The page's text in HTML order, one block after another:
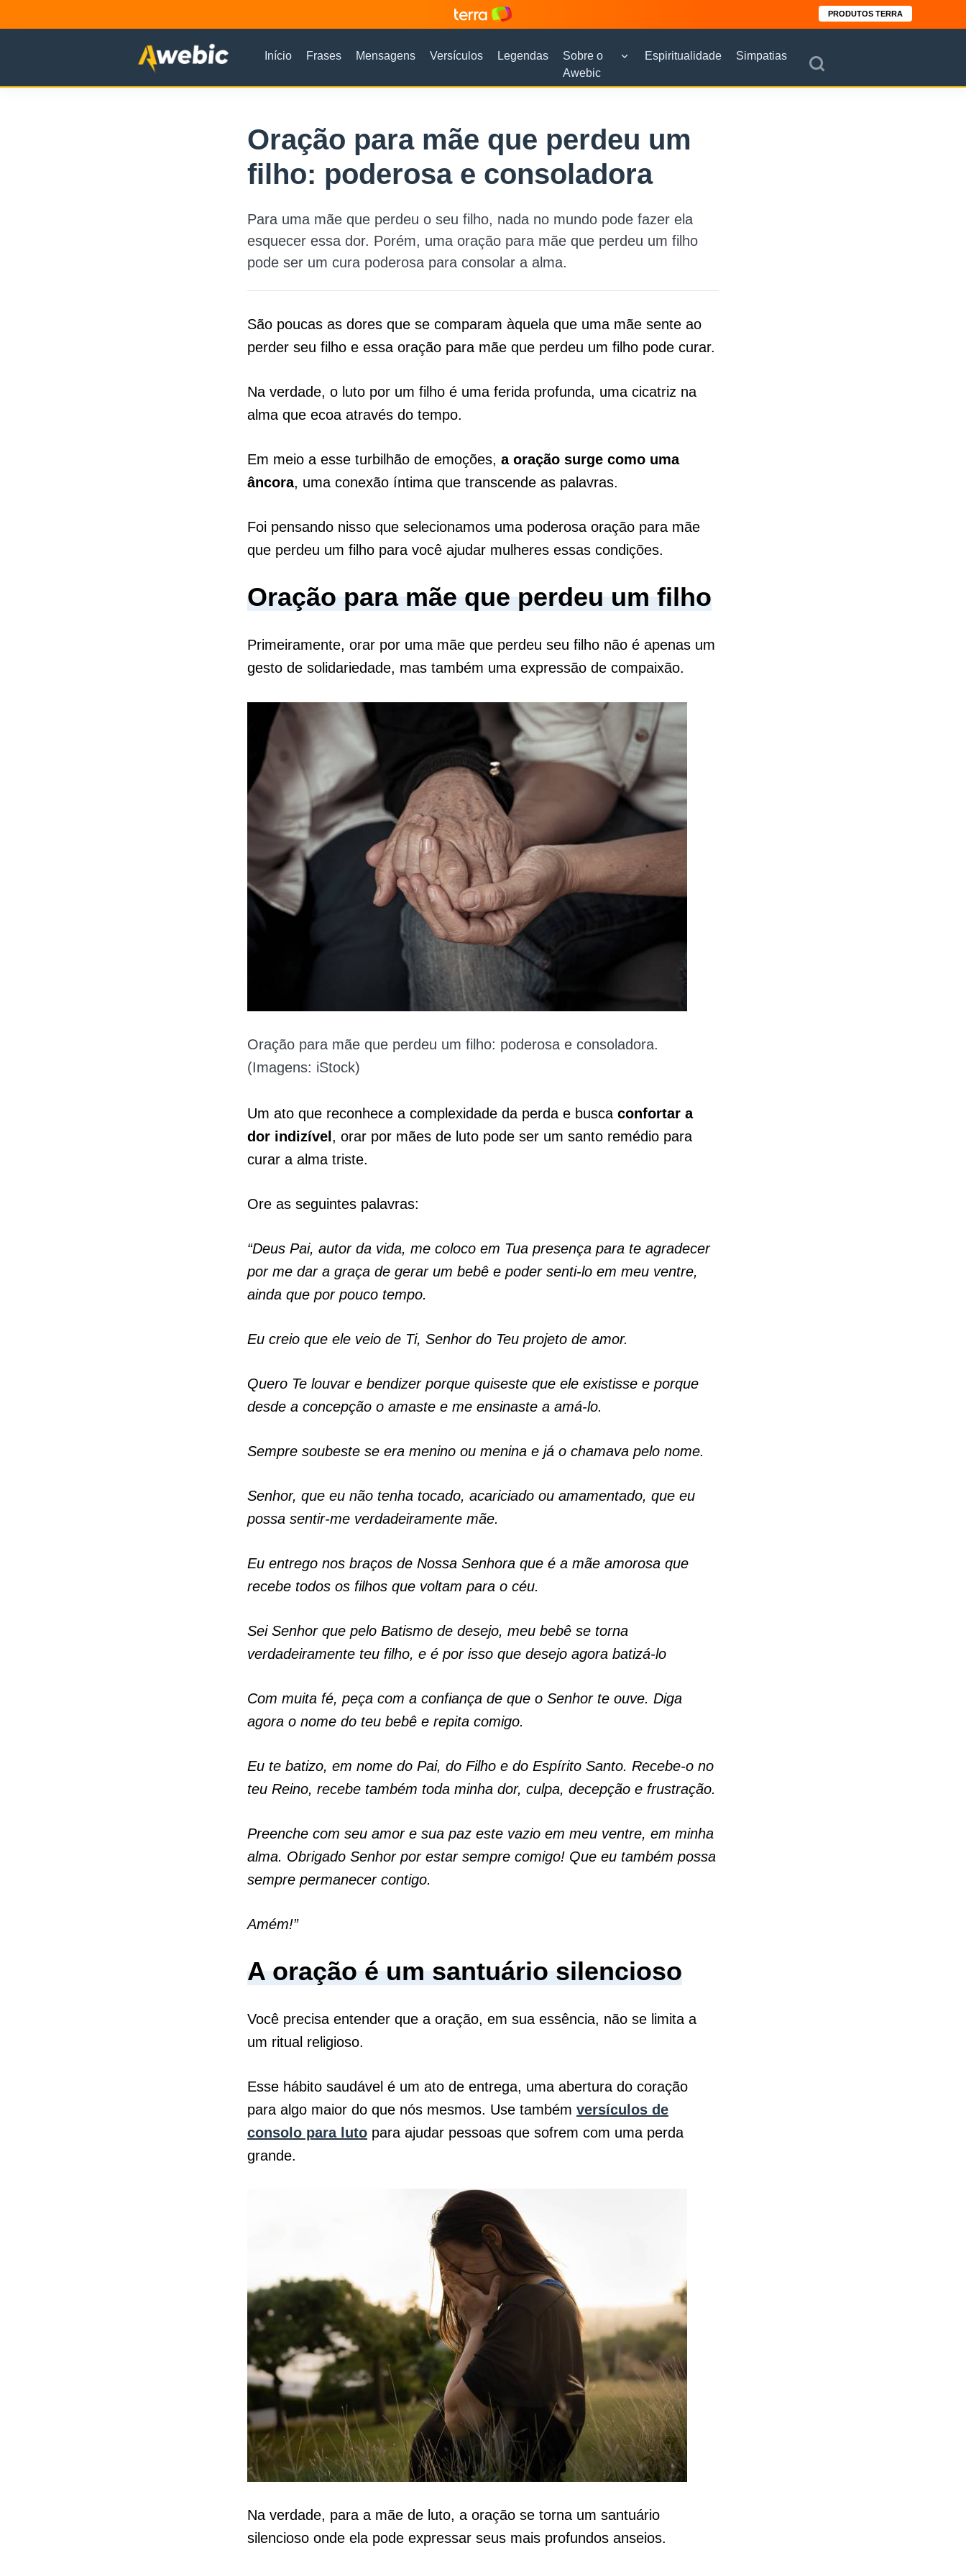
PRODUTOS TERRA
Início Frases Mensagens Versículos Legendas
Sobre o
Awebic
Espiritualidade Simpatias
Oração para mãe que perdeu um
filho: poderosa e consoladora
Para uma mãe que perdeu o seu filho, nada no mundo pode fazer ela
esquecer essa dor. Porém, uma oração para mãe que perdeu um filho
pode ser um cura poderosa para consolar a alma.
São poucas as dores que se comparam àquela que uma mãe sente ao
perder seu filho e essa oração para mãe que perdeu um filho pode curar.
Na verdade, o luto por um filho é uma ferida profunda, uma cicatriz na
alma que ecoa através do tempo.
Em meio a esse turbilhão de emoções, a oração surge como uma
âncora, uma conexão íntima que transcende as palavras.
Foi pensando nisso que selecionamos uma poderosa oração para mãe
que perdeu um filho para você ajudar mulheres essas condições.
Oração para mãe que perdeu um filho
Primeiramente, orar por uma mãe que perdeu seu filho não é apenas um
gesto de solidariedade, mas também uma expressão de compaixão.
Oração para mãe que perdeu um filho: poderosa e consoladora.
(Imagens: iStock)
Um ato que reconhece a complexidade da perda e busca confortar a
dor indizível , orar por mães de luto pode ser um santo remédio para
curar a alma triste.
Ore as seguintes palavras:
“Deus Pai, autor da vida, me coloco em Tua presença para te agradecer
por me dar a graça de gerar um bebê e poder senti-lo em meu ventre,
ainda que por pouco tempo.
Eu creio que ele veio de Ti, Senhor do Teu projeto de amor.
Quero Te louvar e bendizer porque quiseste que ele existisse e porque
desde a concepção o amaste e me ensinaste a amá-lo.
Sempre soubeste se era menino ou menina e já o chamava pelo nome.
Senhor, que eu não tenha tocado, acariciado ou amamentado, que eu
possa sentir-me verdadeiramente mãe.
Eu entrego nos braços de Nossa Senhora que é a mãe amorosa que
recebe todos os filhos que voltam para o céu.
Sei Senhor que pelo Batismo de desejo, meu bebê se torna
verdadeiramente teu filho, e é por isso que desejo agora batizá-lo
Com muita fé, peça com a confiança de que o Senhor te ouve. Diga
agora o nome do teu bebê e repita comigo.
Eu te batizo, em nome do Pai, do Filho e do Espírito Santo. Recebe-o no
teu Reino, recebe também toda minha dor, culpa, decepção e frustração.
Preenche com seu amor e sua paz este vazio em meu ventre, em minha
alma. Obrigado Senhor por estar sempre comigo! Que eu também possa
sempre permanecer contigo.
Amém!”
A oração é um santuário silencioso
Você precisa entender que a oração, em sua essência, não se limita a
um ritual religioso.
Esse hábito saudável é um ato de entrega, uma abertura do coração
para algo maior do que nós mesmos. Use também versículos de
consolo para luto para ajudar pessoas que sofrem com uma perda
grande.
Na verdade, para a mãe de luto, a oração se torna um santuário
silencioso onde ela pode expressar seus mais profundos anseios.